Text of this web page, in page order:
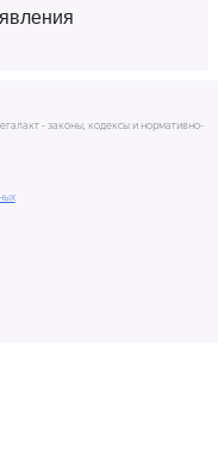
- законы, кодексы и нормативно-